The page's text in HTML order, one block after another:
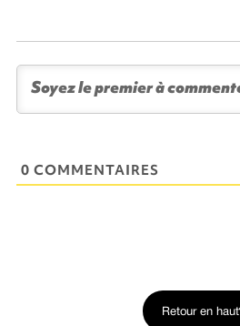
0 COMMENTAIRES
Retour en haut